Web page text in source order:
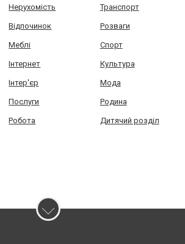
Нерухомість Транспорт
Відпочинок Розваги
Меблі Спорт
Інтернет Культура
Інтер'єр Мода
Послуги Родина
Робота Дитячий розділ